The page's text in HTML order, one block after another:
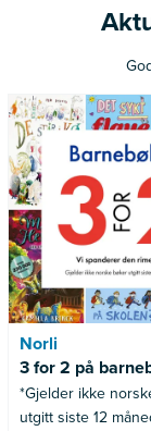
Norli
3 for 2 på
*Gjelder ikke
utgitt siste 12
*Gjelder ikke
utgitt siste